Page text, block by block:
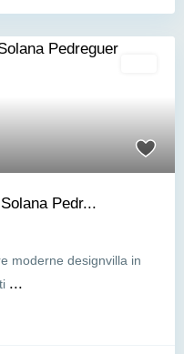
Pedr...
moderne designvilla in
...